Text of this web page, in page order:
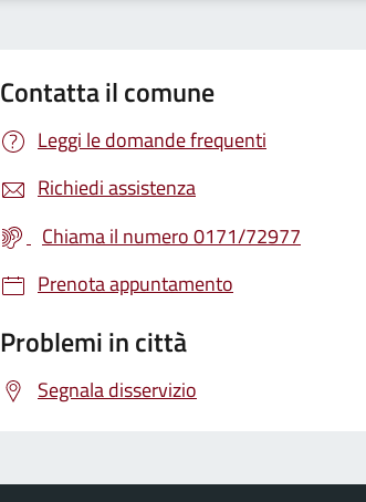
Contatta il comune
Leggi le domande frequenti
Richiedi assistenza
Chiama il numero 0171/72977
Prenota appuntamento
Problemi in città
Segnala disservizio